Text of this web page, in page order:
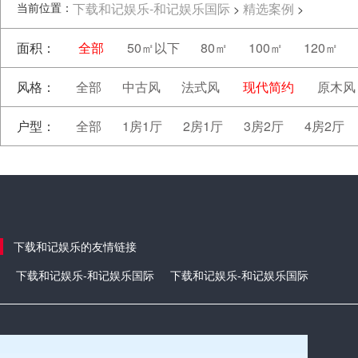
当前位置： 下载和记娱乐-和记娱乐国际 > 精选案例 >
面积： 全部 50㎡以下 80㎡ 100㎡ 120㎡
风格： 全部 中古风 法式风 现代简约 原木风
户型： 全部 1房1厅 2房1厅 3房2厅 4房2厅
下载和记娱乐的友情链接
下载和记娱乐-和记娱乐国际
下载和记娱乐-和记娱乐国际